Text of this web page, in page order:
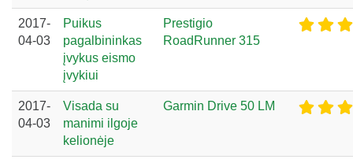
2017-
04-03
Puikus
pagalbininkas
įvykus eismo
įvykiui
Prestigio
RoadRunner 315
2017-
04-03
Visada su
manimi ilgoje
kelionėje
Garmin Drive 50 LM